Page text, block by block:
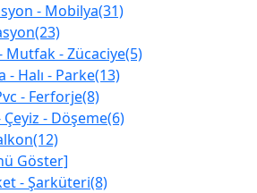
- Mobilya(31)
Mutfak - Zücaciye(5)
- Halı - Parke(13)
- Ferforje(8)
Çeyiz - Döşeme(6)
Göster]
- Şarküteri(8)